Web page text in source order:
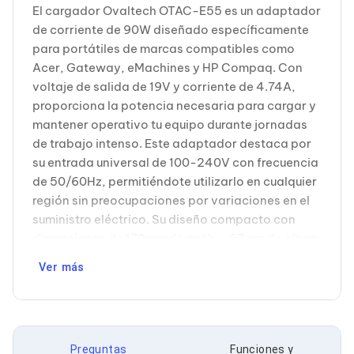
Cableado Estructurado para Servidores
Cables KVM
Fuentes de Poder
Enfriamiento para Servidores
Soportes y Paneles
Sistemas Operativos para Servidores
Servidores
Soportes de Datos
Ultrium
Discos Duros / SSD / NAS
Accesorios para Discos Duros
Gabinetes de Discos Duros
Discos Duros Externos
Discos Duros para NAS
Discos Duros para Videovigilancia
Gabinetes para SSD
Discos Duros Internos para PC
Monitores
El cargador Ovaltech OTAC-E55 es un adaptador
de corriente de 90W diseñado específicamente
para portátiles de marcas compatibles como
Acer, Gateway, eMachines y HP Compaq. Con
voltaje de salida de 19V y corriente de 4.74A,
proporciona la potencia necesaria para cargar y
mantener operativo tu equipo durante jornadas
de trabajo intenso. Este adaptador destaca por
su entrada universal de 100-240V con frecuencia
de 50/60Hz, permitiéndote utilizarlo en cualquier
región sin preocupaciones por variaciones en el
suministro eléctrico. Su diseño compacto con
mochilas y bolsas de trabajo, convirtiéndolo en el
Ver más
Preguntas
Funciones y